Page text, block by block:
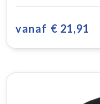
vanaf € 21,91